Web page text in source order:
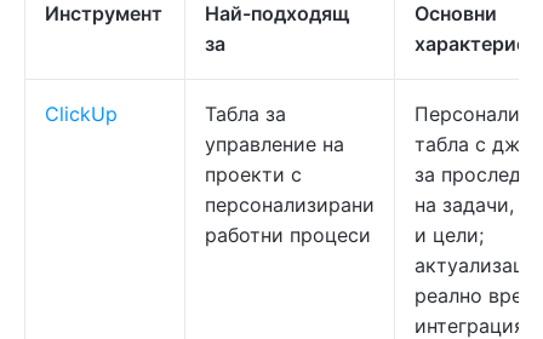
Инструмент
Най-подходящ
за
Основни
ClickUp
Табла за
управление на
проекти с
персонализирани
работни процеси
табла с
за
на задачи,
и цели;
реално
интеграция с